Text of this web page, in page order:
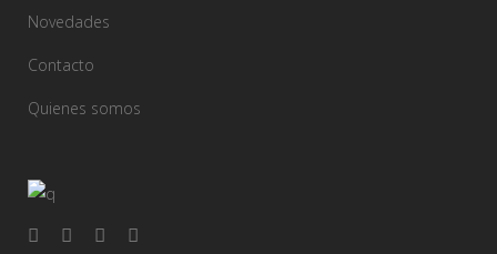
Novedades
Contacto
Quienes somos